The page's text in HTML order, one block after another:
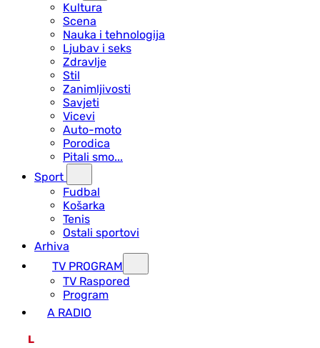
Kultura
Scena
Nauka i tehnologija
Ljubav i seks
Zdravlje
Stil
Zanimljivosti
Savjeti
Vicevi
Auto-moto
Porodica
Pitali smo...
Sport
Fudbal
Košarka
Tenis
Ostali sportovi
Arhiva
TV PROGRAM
ТV Raspored
Program
A RADIO
L